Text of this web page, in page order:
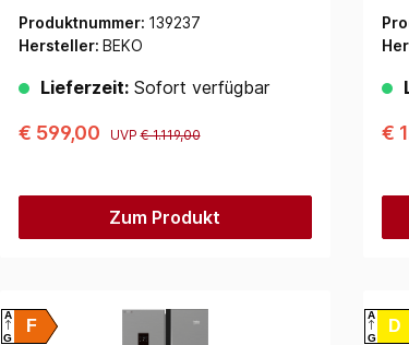
Produktnummer: 139237
Hersteller: BEKO
Lieferzeit:Sofort verfügbar
€ 599,00 UVP€ 1.119,00
Zum Produkt
€
F
A
G
D
A
G